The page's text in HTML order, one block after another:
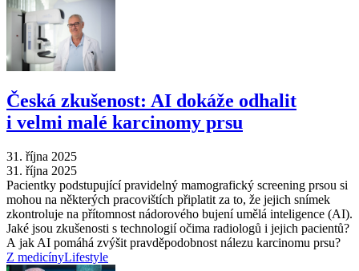
Česká zkušenost: AI dokáže odhalit
i velmi malé karcinomy prsu
31. října 2025
31. října 2025
Pacientky podstupující pravidelný mamografický screening prsou si
mohou na některých pracovištích připlatit za to, že jejich snímek
zkontroluje na přítomnost nádorového bujení umělá inteligence (AI).
Jaké jsou zkušenosti s technologií očima radiologů i jejich pacientů?
A jak AI pomáhá zvýšit pravděpodobnost nálezu karcinomu prsu?
Z medicínyLifestyle